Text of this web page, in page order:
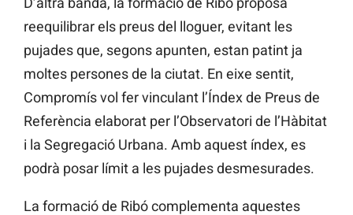
reequilibrar els preus del lloguer, evitant les
pujades que, segons apunten, estan patint ja
moltes persones de la ciutat. En eixe sentit,
Compromís vol fer vinculant l’Índex de Preus de
Referència elaborat per l’Observatori de l’Hàbitat
i la Segregació Urbana. Amb aquest índex, es
podrà posar límit a les pujades desmesurades.
La formació de Ribó complementa aquestes